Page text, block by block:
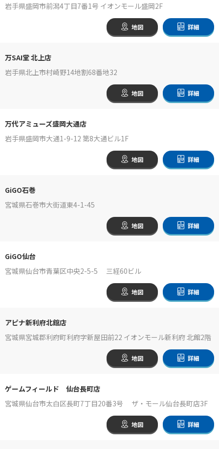
岩手県盛岡市前潟4丁目7番1号 イオンモール盛岡2F
地図 詳細
万SAI堂 北上店
岩手県北上市村崎野14地割68番地32
地図 詳細
万代アミューズ盛岡大通店
岩手県盛岡市大通1-9-12 第8大通ビル1F
地図 詳細
GiGO石巻
宮城県石巻市大街道東4-1-45
地図 詳細
GiGO仙台
宮城県仙台市青葉区中央2-5-5 三経60ビル
地図 詳細
アピナ新利府北館店
宮城県宮城郡利府町利府字新屋田前22 イオンモール新利府 北館2階
地図 詳細
ゲームフィールド 仙台長町店
宮城県仙台市太白区長町7丁目20番3号 ザ・モール仙台長町店3F
地図 詳細